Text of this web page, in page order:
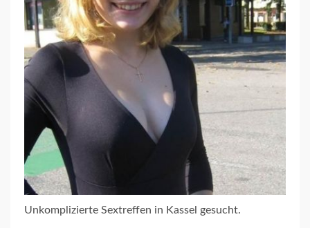
Unkomplizierte Sextreffen in Kassel gesucht.